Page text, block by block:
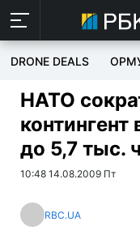
DRONE DEALS
НАТО
контингент
до 5,7 тыс.
10:48 14.08.2009 Пт
RBC.UA